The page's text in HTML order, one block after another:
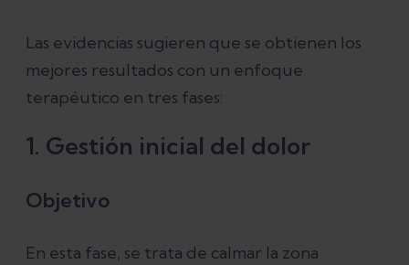
Las evidencias sugieren que se obtienen los
mejores resultados con un enfoque
terapéutico en tres fases:
1. Gestión inicial del dolor
Objetivo
En esta fase, se trata de calmar la zona